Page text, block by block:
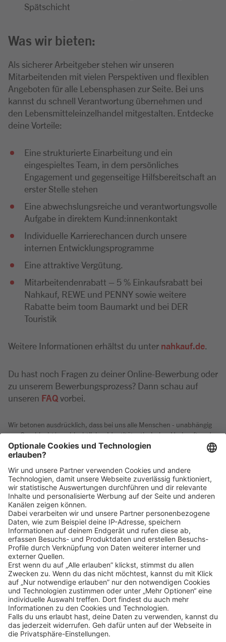
Spätschicht
Was wir bieten:
Als sicherer Arbeitgeber stehen wir unseren
Mitarbeitenden mit vielen Perspektiven und flexiblen
Angeboten für alle Lebensphasen zur Seite. Bei uns
kannst du schnell Verantwortung übernehmen und
den Lebensmitteleinzelhandel mitgestalten. Entdecke
deine Vorteile:
Eine strukturierte Einarbeitung und ein
eingespieltes Team, in dem persönliches
Engagement und gegenseitige Hilfsbereitschaft an
erster Stelle stehen
Eine abwechslungsreiche und verantwortungsvolle
Aufgabe in direktem Kund:innenkontakt
Individuelle Karrierechancen durch unsere
internen Entwicklungsprogramme
Eine attraktive Vergütung.
Mitarbeitendenrabatt – 5 % Einkaufsrabatt bei
Nahkauf, REWE und PENNY sowie weitere
Rabatte beim toom Baumarkt und bei DER
Touristik
Weitere Informationen erhältst du unter nahkauf.de
Du hast noch Fragen zu deiner Online-Bewerbung oder
zu unserem Bewerbungsprozess? Dann schau auf
unseren FAQvorbei.
Wir betonen ausdrücklich, dass bei uns alle Menschen - unabhängig
von Geschlecht/geschlechtlicher Identität, ethnischer Herkunft und
Nationalität, sozialer Herkunft, Religion/Weltanschauung,
körperlichen und geistigen Fähigkeiten, Alter sowie sexueller
willkommen sind.
Klickehier, um alle offenen Jobs zu sehen.
Impressum Datenschutz
Privatsphäre-Einstellungen
FAQ
Veranstaltungen